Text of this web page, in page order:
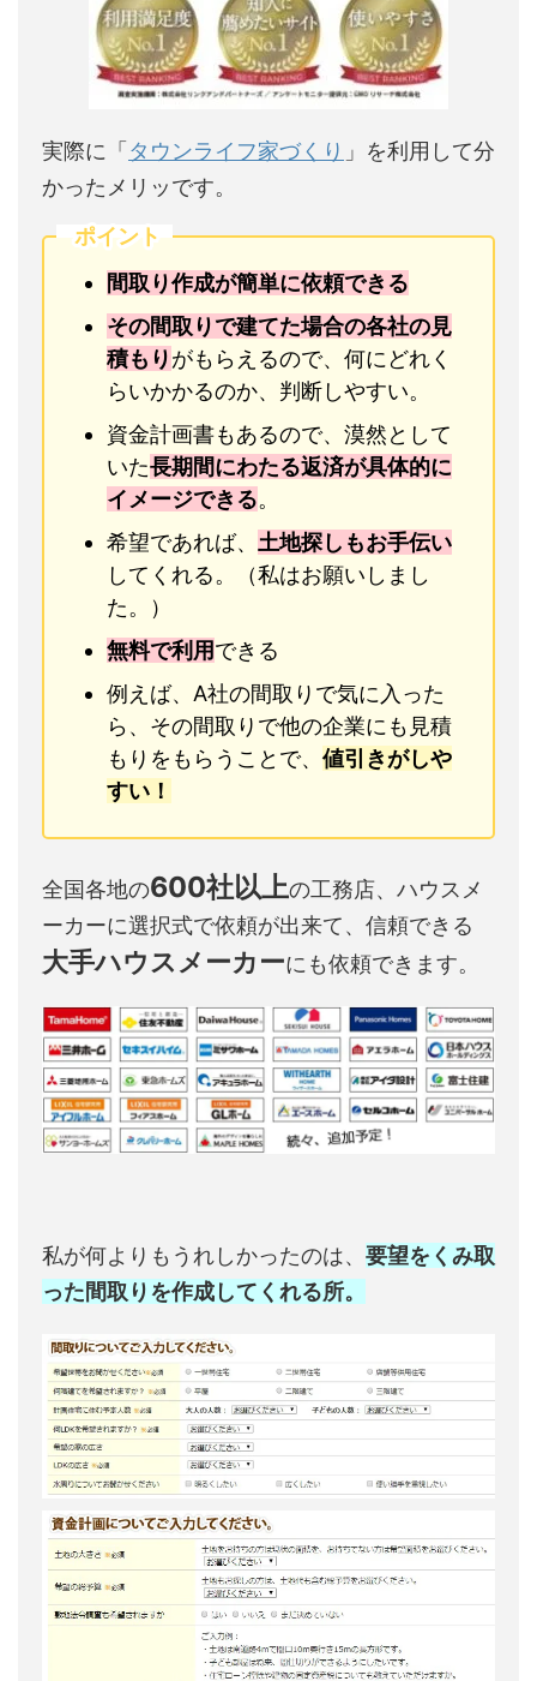
実際に「タウンライフ家づくり 」を利用して分
かったメリッです。
ポイント
間取り作成が簡単に依頼できる
その間取りで建てた場合の各社の見
積もりがもらえるので、何にどれく
らいかかるのか、判断しやすい。
資金計画書もあるので、漠然として
いた長期間にわたる返済が具体的に
イメージできる。
希望であれば、 土地探しもお手伝い
してくれる。（私はお願いしまし
た。）
無料で利用できる
例えば、A社の間取りで気に入った
ら、その間取りで他の企業にも見積
もりをもらうことで、 値引きがしや
すい！
全国各地の600社以上の工務店、ハウスメ
ーカーに選択式で依頼が出来て、信頼できる
大手ハウスメーカーにも依頼できます。
私が何よりもうれしかったのは、 要望をくみ取
った間取りを作成してくれる所。